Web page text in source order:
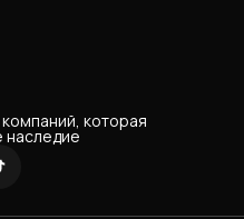
которая
наследие